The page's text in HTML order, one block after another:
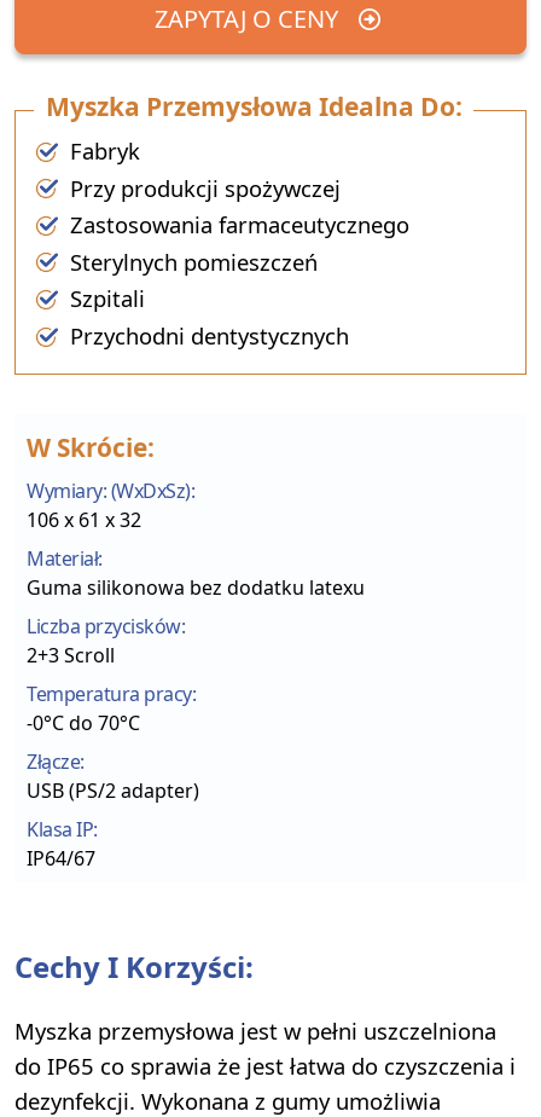
ZAPYTAJ O CENY
Myszka Przemysłowa Idealna Do:
Fabryk
Przy produkcji spożywczej
Zastosowania farmaceutycznego
Sterylnych pomieszczeń
Szpitali
Przychodni dentystycznych
W Skrócie:
Wymiary: (WxDxSz):
106 x 61 x 32
Materiał:
Guma silikonowa bez dodatku latexu
Liczba przycisków:
2+3 Scroll
Temperatura pracy:
-0°C do 70°C
Złącze:
USB (PS/2 adapter)
Klasa IP:
IP64/67
Cechy I Korzyści:
Myszka przemysłowa jest w pełni uszczelniona
do IP65 co sprawia że jest łatwa do czyszczenia i
dezynfekcji. Wykonana z gumy umożliwia